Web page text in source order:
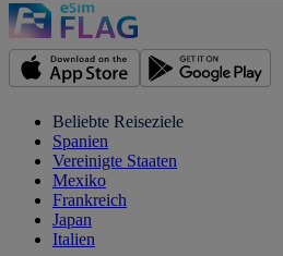
Beliebte Reiseziele
Spanien
Vereinigte Staaten
Mexiko
Frankreich
Japan
Italien